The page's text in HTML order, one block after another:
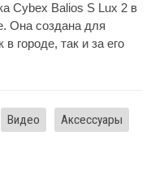
Cybex Balios S Lux 2 в
Она создана для
городе, так и за его
Видео Аксессуары